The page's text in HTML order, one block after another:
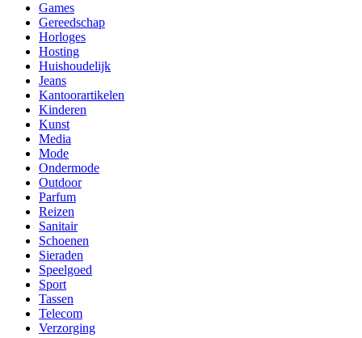
Games
Gereedschap
Horloges
Hosting
Huishoudelijk
Jeans
Kantoorartikelen
Kinderen
Kunst
Media
Mode
Ondermode
Outdoor
Parfum
Reizen
Sanitair
Schoenen
Sieraden
Speelgoed
Sport
Tassen
Telecom
Verzorging